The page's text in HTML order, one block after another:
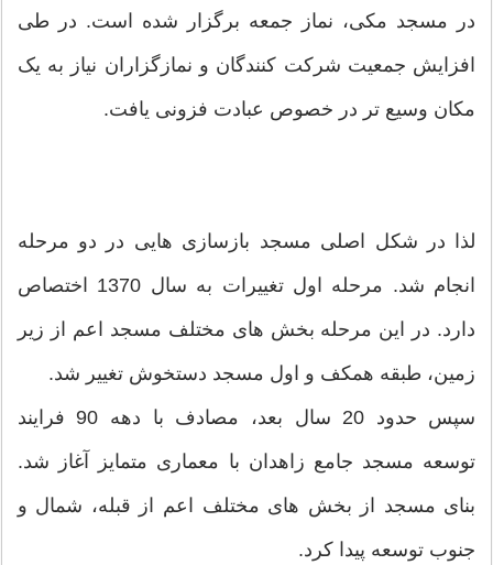
در مسجد مکی، نماز جمعه برگزار شده است. در طی
افزایش جمعیت شرکت کنندگان و نمازگزاران نیاز به یک
مکان وسیع تر در خصوص عبادت فزونی یافت.
لذا در شکل اصلی مسجد بازسازی هایی در دو مرحله
انجام شد. مرحله اول تغییرات به سال 1370 اختصاص
دارد. در این مرحله بخش های مختلف مسجد اعم از زیر
زمین، طبقه همکف و اول مسجد دستخوش تغییر شد.
سپس حدود 20 سال بعد، مصادف با دهه 90 فرایند
توسعه مسجد جامع زاهدان با معماری متمایز آغاز شد.
بنای مسجد از بخش های مختلف اعم از قبله، شمال و
جنوب توسعه پیدا کرد.